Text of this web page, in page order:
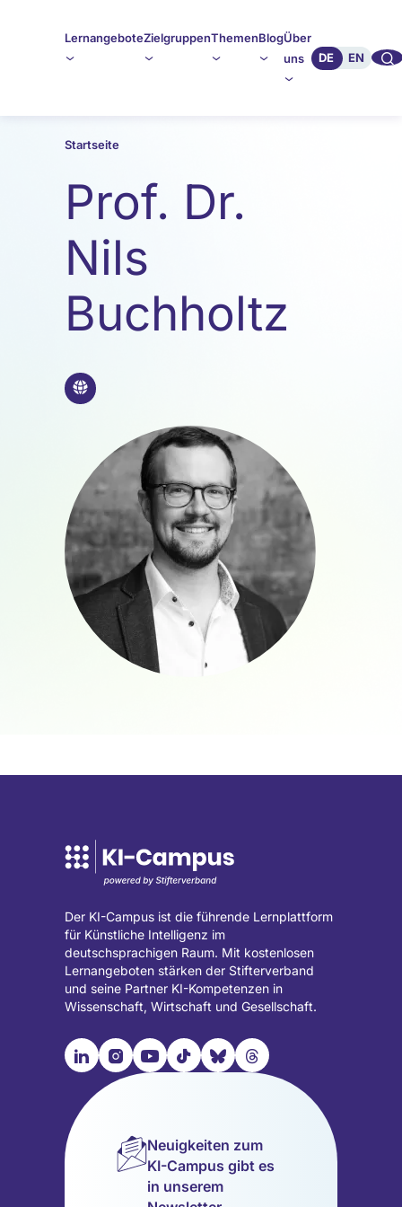
LernangeboteZielgruppenThemenBlogÜber
uns
DE EN 🔍︎︎
Startseite
Prof. Dr.
Nils
Buchholtz
🌐
Der KI-Campus ist die führende Lernplattform
für Künstliche Intelligenz im
deutschsprachigen Raum. Mit kostenlosen
Lernangeboten stärken der Stifterverband
und seine Partner KI-Kompetenzen in
Wissenschaft, Wirtschaft und Gesellschaft.

Besuche
unsere
LinkedIn
📹︎
Besuche
unsere
(wird
in
einem
📺︎
Besuche
(wird
in
einem
🎵︎
Besuche
(wird
in
einem
🦋︎
Besuche
(wird
in
einem
🧵︎
Besuche
unsere
(wird
in
Neuigkeiten zum
KI-Campus gibt es
in unserem